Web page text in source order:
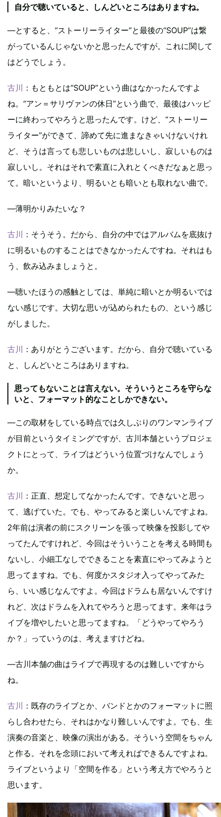
自分で聴いていると、しんどいところはありますね。
―とすると、“ストーリーライター”と最後の“SOUP”は繋
がっているんじゃないかと思ったんですが。これに関して
はどうでしょう。
古川 ：もともとは“SOUP”という曲はなかったんですよ
ね。“アン＝サリヴァンの休日”という曲で、最後はハッピ
ーに終わってやろうと思ったんです。けど、“ストーリー
ライター”ができて、諦めて先に進まなきゃいけないけれ
ど、そうは言っても悲しいものは悲しいし、寂しいものは
寂しいし。それはそれで素直に入れとくべきだなぁと思っ
て。暗いというより、明るいとも暗いとも取れない曲で。
―薄明かりみたいな？
古川 ：そうそう。だから、自分の中ではアルバムを底抜け
に明るいものすることはできなかったんですね。それはも
う、飲み込みましょうと。
―聴いたほうの感触としては、単純に暗いとか明るいでは
ない感じです。大切な思いが込められたもの、という感じ
がしました。
古川 ：ありがとうございます。だから、自分で聴いている
と、しんどいところはありますね。
思ってもないことは言えない。そういうところを守らな
いと、フォーマット的なことしかできない。
―この取材をしている時点では久しぶりのワンマンライブ
が目前というタイミングですが、古川本舗というプロジェ
クトにとって、ライブはどういう位置づけなんでしょう
か。
古川 ：正直、想定してなかったんです。できないと思っ
て、逃げていた。でも、やってみると楽しいんですよね。
2年前は演者の前にスクリーンを張って映像を投影してや
ってたんですけれど、今回はそういうことを考える時間も
ないし、小細工なしでできることを素直にやってみようと
思ってますね。でも、何度かスタジオ入ってやってみた
ら、いい感じなんですよ。今回はドラムも居ないんですけ
れど、次はドラムを入れてやろうと思ってます。来年はラ
イブを増やしたいと思ってますね。「どうやってやろう
か？」っていうのは、考えますけどね。
―古川本舗の曲はライブで再現するのは難しいですから
ね。
古川 ：既存のライブとか、バンドとかのフォーマットに照
らし合わせたら、それはかなり難しいんですよ。でも、生
演奏の音楽と、映像の演出がある。そういう空間をちゃん
と作る。それを念頭において考えればできるんですよね。
ライブというより「空間を作る」という考え方でやろうと
思います。